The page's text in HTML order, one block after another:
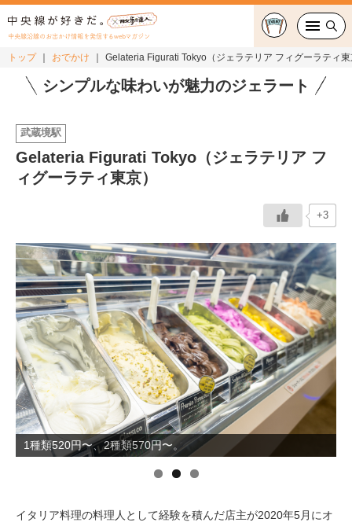
中央線沿線のお出かけ情報を発信するwebマガジン
グルメ・カフェ
おでかけ
特集
連載
中央線フェス
イベント情報
おしらせ
トップ おでかけ Gelateria Figurati Tokyo（ジェラテリア フィグーラティ
シンプルな味わいが魅力のジェラート
武蔵境駅
Gelateria Figurati Tokyo（ジェラテリア フ
ィグーラティ東京）
+3
1種類520円〜、2種類570円〜。
イタリア料理の料理人として経験を積んだ店主が2020年5月にオ